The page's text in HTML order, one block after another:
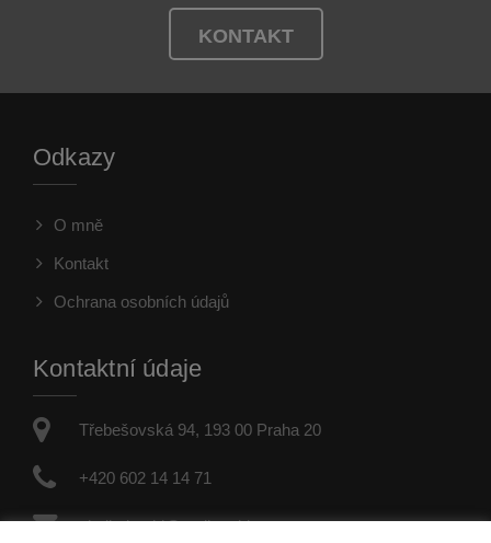
KONTAKT
Odkazy
O mně
Kontakt
Ochrana osobních údajů
Kontaktní údaje
Třebešovská 94, 193 00 Praha 20
+420 602 14 14 71
vladimir.rekl@realityrekl.cz